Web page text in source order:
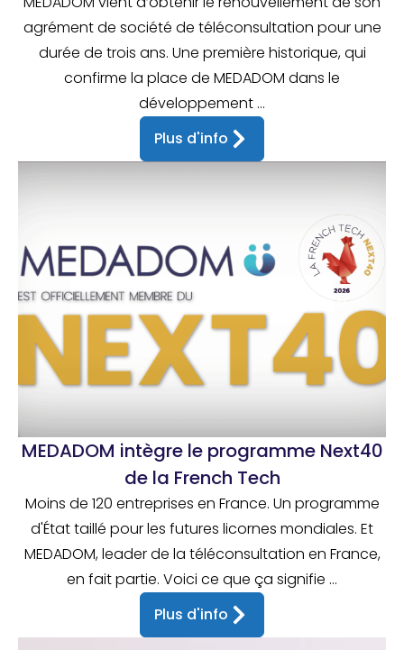
agrément de société de téléconsultation pour une
durée de trois ans. Une première historique, qui
confirme la place de MEDADOM dans le
développement ...
Plus d'info
MEDADOM intègre le programme Next40
de la French Tech
Moins de 120 entreprises en France. Un programme
d'État taillé pour les futures licornes mondiales. Et
MEDADOM, leader de la téléconsultation en France,
en fait partie. Voici ce que ça signifie ...
Plus d'info